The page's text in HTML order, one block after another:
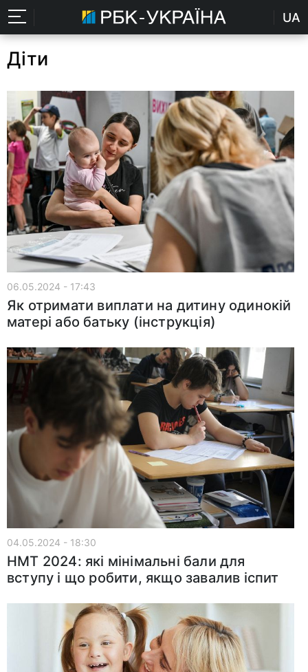
UA
Діти
06.05.2024 - 17:43
Як отримати виплати на дитину одинокій
матері або батьку (інструкція)
04.05.2024 - 18:30
НМТ 2024: які мінімальні бали для
вступу і що робити, якщо завалив іспит